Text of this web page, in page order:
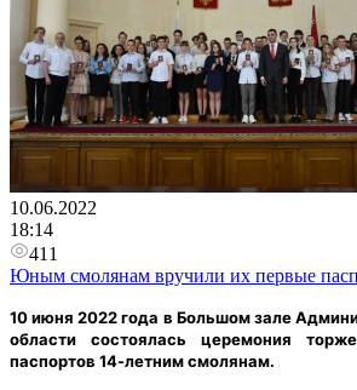
10.06.2022
18:14
411
Юным смолянам вручили их первые
10 июня 2022 года в Большом зале
области состоялась церемония
паспортов 14-летним смолянам.